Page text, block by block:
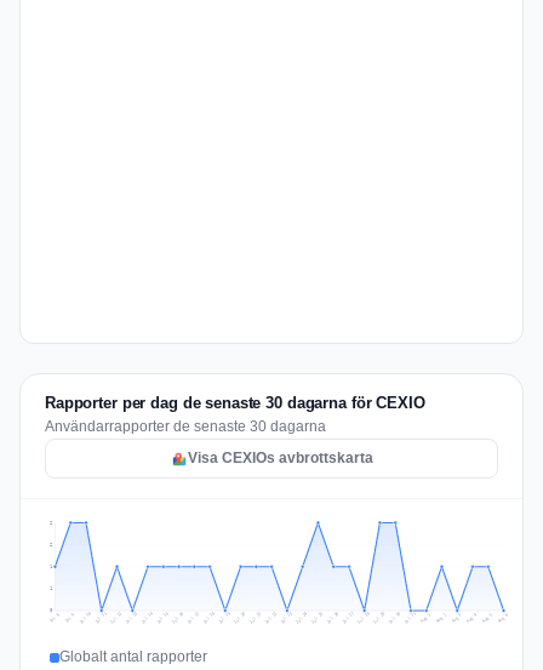
Rapporter per dag de senaste 30 dagarna för CEXIO
Användarrapporter de senaste 30 dagarna
Visa CEXIOs avbrottskarta
1
1
2
2
Jul 8 Jul 9 Jul 10 Jul 11 Jul 12 Jul 13 Jul 14 Jul 15 Jul 16 Jul 17 Jul 18 Jul 19 Jul 20 Jul 21 Jul 22 Jul 23 Jul 24 Jul 25 Jul 26 Jul 27 Jul 28 Jul 29 Jul 30 Jul 31 Aug 1 Aug 2 Aug 3 Aug 4 Aug 5 Aug 6
Globalt antal rapporter